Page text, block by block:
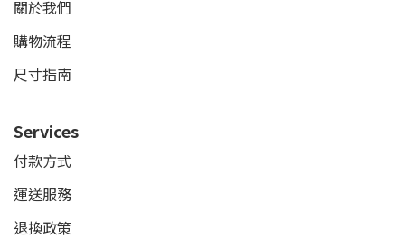
關於我們
購物流程
尺寸指南
Services
付款方式
運送服務
退換政策